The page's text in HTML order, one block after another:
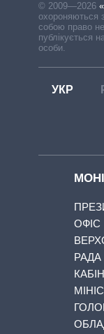
© 2009—2026
охороняються
собою право
публікується
особи.
УКР
ОФІС
РАДА